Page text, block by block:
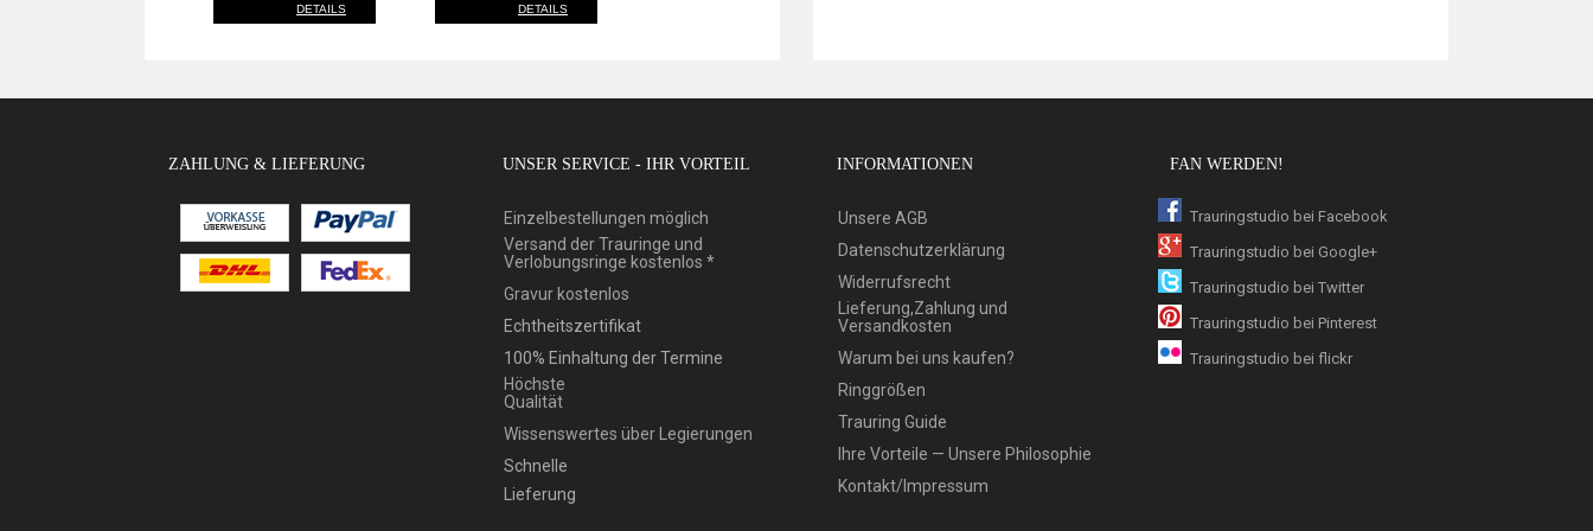
DETAILS DETAILS
ZAHLUNG & LIEFERUNG UNSER SERVICE - IHR VORTEIL
Einzelbestellungen möglich
Versand der Trauringe und
Verlobungsringe kostenlos *
Gravur kostenlos
Echtheitszertifikat
100% Einhaltung der Termine
Höchste
Qualität
Wissenswertes über Legierungen
Schnelle
Lieferung
INFORMATIONEN
Unsere AGB
Datenschutzerklärung
Widerrufsrecht
Lieferung,Zahlung und
Versandkosten
Warum bei uns kaufen?
Ringgrößen
Trauring Guide
Ihre Vorteile — Unsere Philosophie
Kontakt/Impressum
FAN WERDEN!
Trauringstudio bei Facebook
Trauringstudio bei Google+
Trauringstudio bei Twitter
Trauringstudio bei Pinterest
Trauringstudio bei flickr